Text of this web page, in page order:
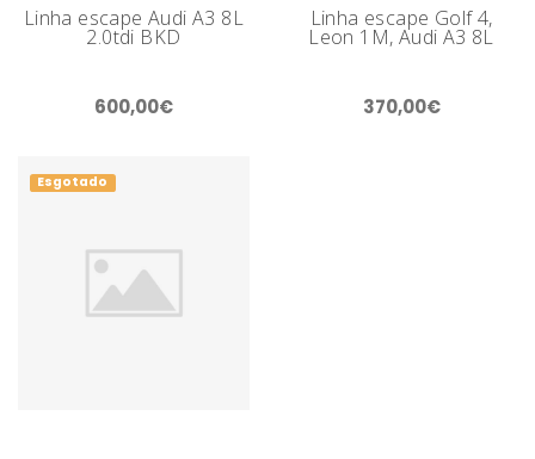
Linha escape Audi A3 8L
2.0tdi BKD
600,00€
Linha escape Golf 4,
Leon 1M, Audi A3 8L
370,00€
Esgotado